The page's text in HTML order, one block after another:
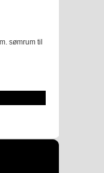
sømrum til